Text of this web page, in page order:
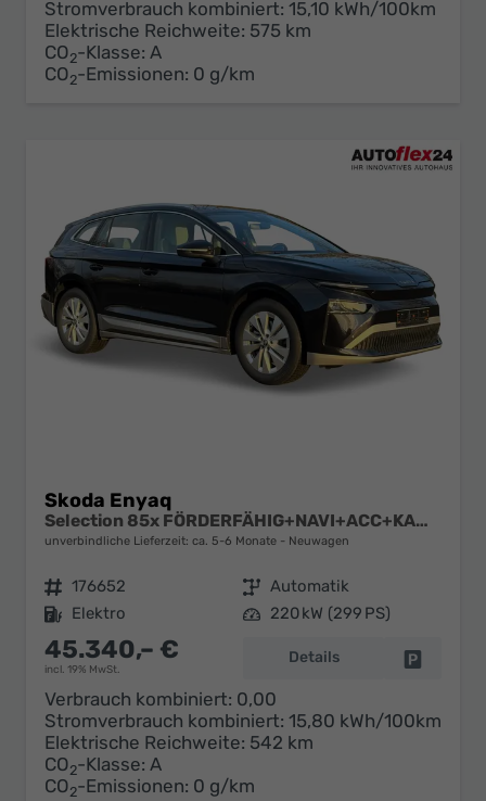
Stromverbrauch kombiniert: 15,10 kWh/100km
Elektrische Reichweite: 575 km
CO2-Klasse: A
CO2-Emissionen: 0 g/km
Skoda Enyaq
Selection 85x FÖRDERFÄHIG+NAVI+ACC+KAMERA+SHZ+LED+19" ALU
unverbindliche Lieferzeit: ca. 5-6 Monate Neuwagen
Fahrzeugnr. 176652 Getriebe Automatik
Kraftstoff Elektro Leistung 220 kW (299 PS)
45.340,– €
incl. 19% MwSt.
Details
Verbrauch kombiniert: 0,00
Stromverbrauch kombiniert: 15,80 kWh/100km
Elektrische Reichweite: 542 km
CO2-Klasse: A
CO2-Emissionen: 0 g/km